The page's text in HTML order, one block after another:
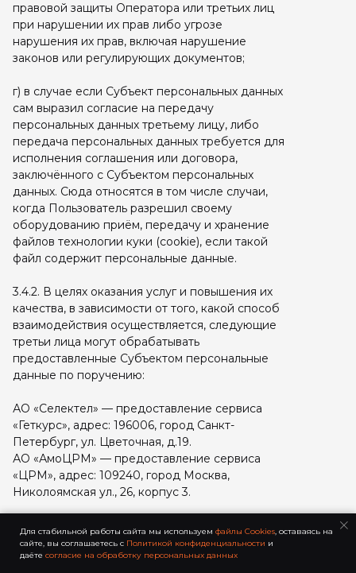
Для стабильной работы сайта мы используем файлы Cookies, оставаясь на
сайте, вы соглашаетесь c Политикой конфиденциальности и
даёте согласие на обработку персональных данных
правовой защиты Оператора или третьих лиц
при нарушении их прав либо угрозе
нарушения их прав, включая нарушение
законов или регулирующих документов;
г) в случае если Субъект персональных данных
сам выразил согласие на передачу
персональных данных третьему лицу, либо
передача персональных данных требуется для
исполнения соглашения или договора,
заключённого с Субъектом персональных
данных. Сюда относятся в том числе случаи,
когда Пользователь разрешил своему
оборудованию приём, передачу и хранение
файлов технологии куки (cookie), если такой
файл содержит персональные данные.
3.4.2. В целях оказания услуг и повышения их
качества, в зависимости от того, какой способ
взаимодействия осуществляется, следующие
третьи лица могут обрабатывать
предоставленные Субъектом персональные
данные по поручению:
АО «Селектел» — предоставление сервиса
«Геткурс», адрес: 196006, город Санкт-
Петербург, ул. Цветочная, д.19.
АО «АмоЦРМ» — предоставление сервиса
«ЦРМ», адрес: 109240, город Москва,
Николоямская ул., 26, корпус 3.
3.4.3. Оператор вправе осуществить передачу
(способом распространения неограниченному
кругу лиц) персональных данных в следующих